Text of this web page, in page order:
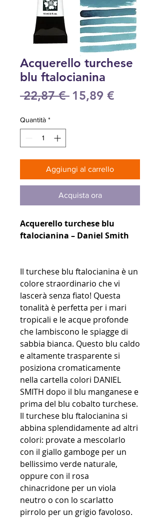
Acquerello turchese
blu ftalocianina
22,87 € Prezzo
15,89 €
Quantità *
Aggiungi al carrello
Acquista ora
Acquerello turchese blu
ftalocianina – Daniel Smith
Il turchese blu ftalocianina è un
colore straordinario che vi
lascerà senza fiato! Questa
tonalità è perfetta per i mari
tropicali e le acque profonde
che lambiscono le spiagge di
sabbia bianca. Questo blu caldo
e altamente trasparente si
posiziona cromaticamente
nella cartella colori DANIEL
SMITH dopo il blu manganese e
prima del blu cobalto turchese.
Il turchese blu ftalocianina si
abbina splendidamente ad altri
colori: provate a mescolarlo
con il giallo gamboge per un
bellissimo verde naturale,
oppure con il rosa
chinacridone per un viola
neutro o con lo scarlatto
pirrolo per un grigio favoloso.